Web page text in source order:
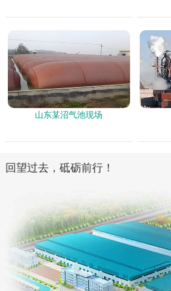
山东某沼气池现场
回望过去，砥砺前行！